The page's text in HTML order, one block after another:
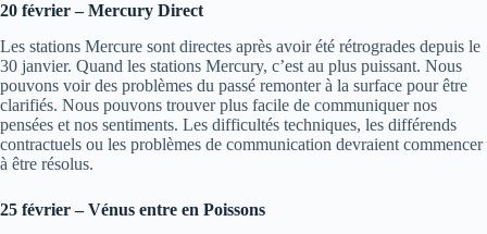
20 février – Mercury Direct
Les stations Mercure sont directes après avoir été rétrogrades depuis le
30 janvier. Quand les stations Mercury, c’est au plus puissant. Nous
pouvons voir des problèmes du passé remonter à la surface pour être
clarifiés. Nous pouvons trouver plus facile de communiquer nos
pensées et nos sentiments. Les difficultés techniques, les différends
contractuels ou les problèmes de communication devraient commencer
à être résolus.
25 février – Vénus entre en Poissons